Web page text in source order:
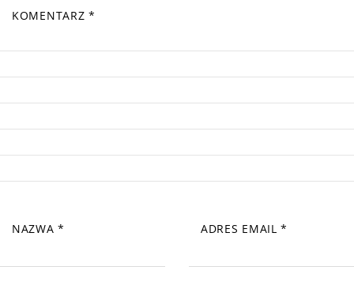
KOMENTARZ *
NAZWA* ADRES EMAIL*